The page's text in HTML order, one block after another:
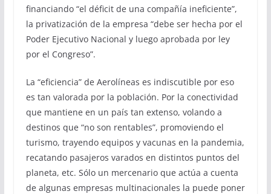
financiando “el déficit de una compañía ineficiente”,
la privatización de la empresa “debe ser hecha por el
Poder Ejecutivo Nacional y luego aprobada por ley
por el Congreso”.
La “eficiencia” de Aerolíneas es indiscutible por eso
es tan valorada por la población. Por la conectividad
que mantiene en un país tan extenso, volando a
destinos que “no son rentables”, promoviendo el
turismo, trayendo equipos y vacunas en la pandemia,
recatando pasajeros varados en distintos puntos del
planeta, etc. Sólo un mercenario que actúa a cuenta
de algunas empresas multinacionales la puede poner